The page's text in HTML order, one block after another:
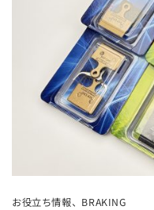
お役立ち情報、 BRAKING